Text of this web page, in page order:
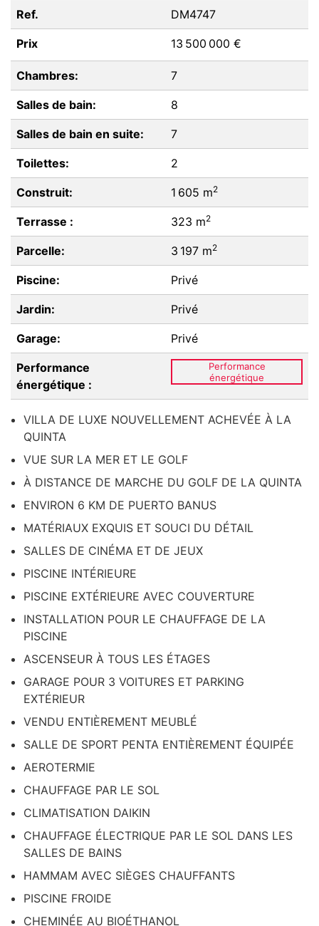
Ref. DM4747
Prix 13 500 000 €
Chambres: 7
Salles de bain: 8
Salles de bain en suite: 7
Toilettes: 2
Construit: 1 605 m2
Terrasse : 323 m2
Parcelle: 3 197 m2
Piscine: Privé
Jardin: Privé
Garage: Privé
Performance
énergétique :
Performance
énergétique
VILLA DE LUXE NOUVELLEMENT ACHEVÉE À LA
QUINTA
VUE SUR LA MER ET LE GOLF
À DISTANCE DE MARCHE DU GOLF DE LA QUINTA
ENVIRON 6 KM DE PUERTO BANUS
MATÉRIAUX EXQUIS ET SOUCI DU DÉTAIL
SALLES DE CINÉMA ET DE JEUX
PISCINE INTÉRIEURE
PISCINE EXTÉRIEURE AVEC COUVERTURE
INSTALLATION POUR LE CHAUFFAGE DE LA
PISCINE
ASCENSEUR À TOUS LES ÉTAGES
GARAGE POUR 3 VOITURES ET PARKING
EXTÉRIEUR
VENDU ENTIÈREMENT MEUBLÉ
SALLE DE SPORT PENTA ENTIÈREMENT ÉQUIPÉE
AEROTERMIE
CHAUFFAGE PAR LE SOL
CLIMATISATION DAIKIN
CHAUFFAGE ÉLECTRIQUE PAR LE SOL DANS LES
SALLES DE BAINS
HAMMAM AVEC SIÈGES CHAUFFANTS
PISCINE FROIDE
CHEMINÉE AU BIOÉTHANOL